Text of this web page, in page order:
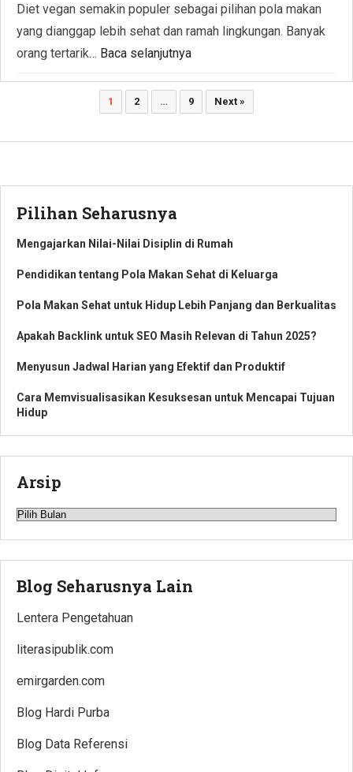
Diet vegan semakin populer sebagai pilihan pola makan
yang dianggap lebih sehat dan ramah lingkungan. Banyak
orang tertarik… Baca selanjutnya
1 2 … 9 Next »
Pilihan Seharusnya
Mengajarkan Nilai-Nilai Disiplin di Rumah
Pendidikan tentang Pola Makan Sehat di Keluarga
Pola Makan Sehat untuk Hidup Lebih Panjang dan Berkualitas
Apakah Backlink untuk SEO Masih Relevan di Tahun 2025?
Menyusun Jadwal Harian yang Efektif dan Produktif
Cara Memvisualisasikan Kesuksesan untuk Mencapai Tujuan
Hidup
Arsip
Arsip
Blog Seharusnya Lain
Lentera Pengetahuan
literasipublik.com
emirgarden.com
Blog Hardi Purba
Blog Data Referensi